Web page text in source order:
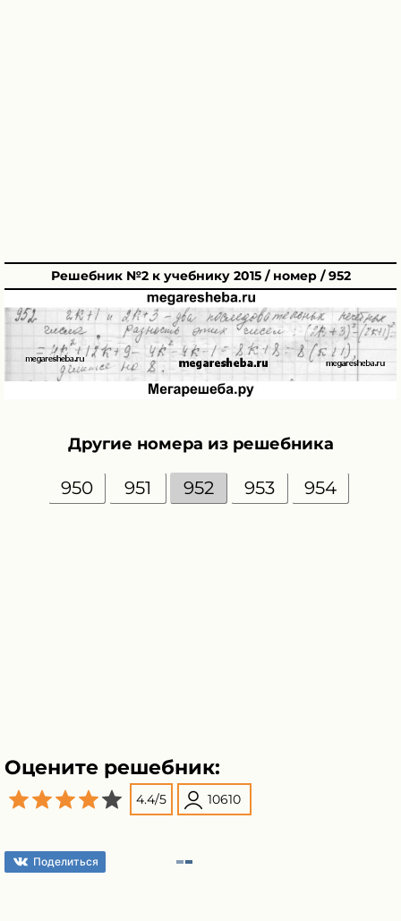
Решебник №2 к учебнику 2015 / номер / 952
Другие номера из решебника
950 951 952 953 954
Оцените решебник:
4.4/5 10610
Поделиться